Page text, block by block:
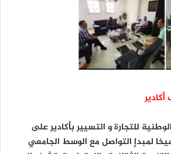
للتجارة و التسيير بأكادير على
لمبدإ التواصل مع الوسط الجامعي